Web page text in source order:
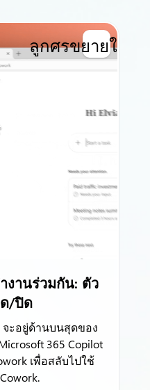
ลูกศรขยายใหญ่
งานร่วมกัน: ตัว
ด/ปิด
จะอยู่ด้านบนสุดของ
365 Copilot
เพื่อสลับไปใช้